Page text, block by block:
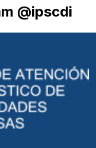
@ipscdi